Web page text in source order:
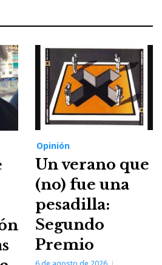
Opinión
Un verano que
(no) fue una
pesadilla:
Segundo
Premio